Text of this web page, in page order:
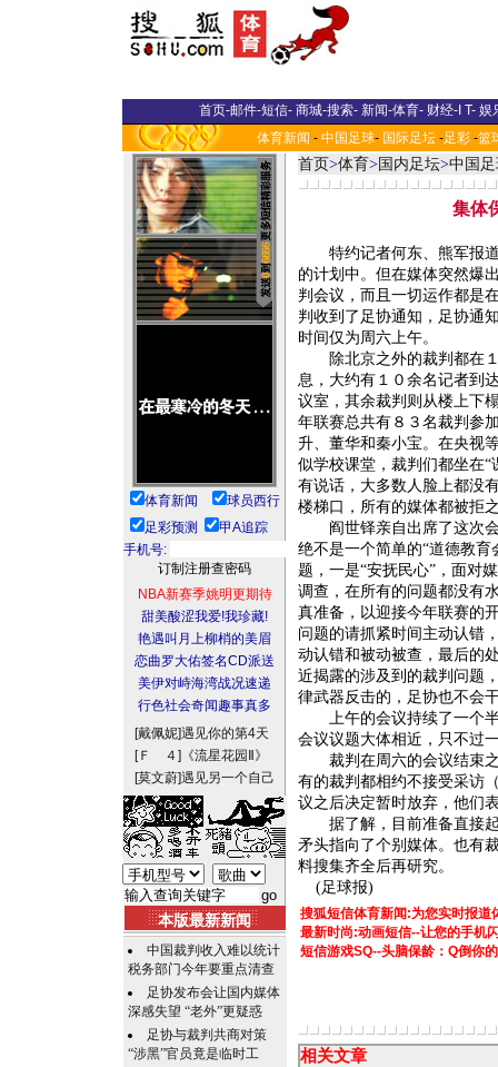
首页-邮件-短信- 商城-搜索- 新闻-体育- 财经-I T- 娱
体育新闻 - 中国足球- 国际足坛 -足彩 -篮
体育新闻
球员西行
足彩预测
甲A追踪
手机号:
NBA新赛季姚明更期待
甜美酸涩我爱!我珍藏!
艳遇叫月上柳梢的美眉
恋曲罗大佑签名CD派送
美伊对峙海湾战况速递
行色社会奇闻趣事真多
[戴佩妮]遇见你的第4天
[Ｆ ４] 《流星花园Ⅱ》
[莫文蔚]遇见另一个自己
本版最新新闻
中国裁判收入难以统计
税务部门今年要重点清查
足协发布会让国内媒体
深感失望 “老外”更疑惑
足协与裁判共商对策
“涉黑”官员竟是临时工
首页>体育> 国内足坛>中国
集体
特约记者何东、熊军报道
的计划中。但在媒体突然爆
判会议，而且一切运作都是
判收到了足协通知，足协通
时间仅为周六上午。
除北京之外的裁判都在１
息，大约有１０余名记者到
议室，其余裁判则从楼上下
年联赛总共有８３名裁判参
升、董华和秦小宝。在央视
似学校课堂，裁判们都坐在
有说话，大多数人脸上都没
楼梯口，所有的媒体都被拒
阎世铎亲自出席了这次会
绝不是一个简单的“道德教
题，一是“安抚民心”，面对
调查，在所有的问题都没有
真准备，以迎接今年联赛的
问题的请抓紧时间主动认错
动认错和被动被查，最后的
近揭露的涉及到的裁判问题
律武器反击的，足协也不会
上午的会议持续了一个半
会议议题大体相近，只不过
裁判在周六的会议结束之
有的裁判都相约不接受采访
议之后决定暂时放弃，他们
据了解，目前准备直接
矛头指向了个别媒体。也有
料搜集齐全后再研究。
(足球报)
搜狐短信体育新闻:为您实时报道
最新时尚:动画短信--让您的手机
短信游戏SQ--头脑保龄：Q倒你
相关文章